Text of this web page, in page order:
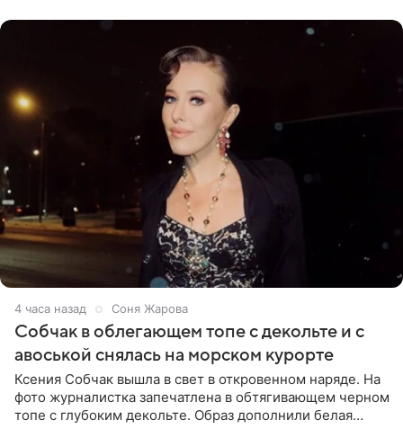
4 часа назад Соня Жарова
Собчак в облегающем топе с декольте и с
авоськой снялась на морском курорте
Ксения Собчак вышла в свет в откровенном наряде. На
фото журналистка запечатлена в обтягивающем черном
топе с глубоким декольте. Образ дополнили белая